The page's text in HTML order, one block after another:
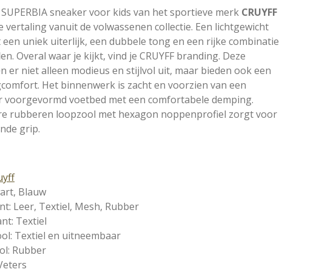
sneaker voor kids van het sportieve merk CRUYFF
vertaling vanuit de volwassenen collectie. Een lichtgewicht
uniek uiterlijk, een dubbele tong en een rijke combinatie
Overal waar je kijkt, vind je CRUYFF branding. Deze
er niet alleen modieus en stijlvol uit, maar bieden ook een
Het binnenwerk is zacht en voorzien van een
voorgevormd voetbed met een comfortabele demping.
rubberen loopzool met hexagon noppenprofiel zorgt voor
grip.
Blauw
Leer, Textiel, Mesh, Rubber
Textiel
Textiel en uitneembaar
Rubber